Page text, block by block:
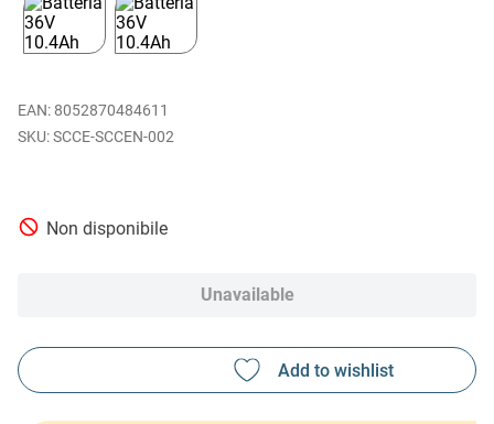
EAN: 8052870484611
SCCE-SCCEN-002
Non disponibile
Unavailable